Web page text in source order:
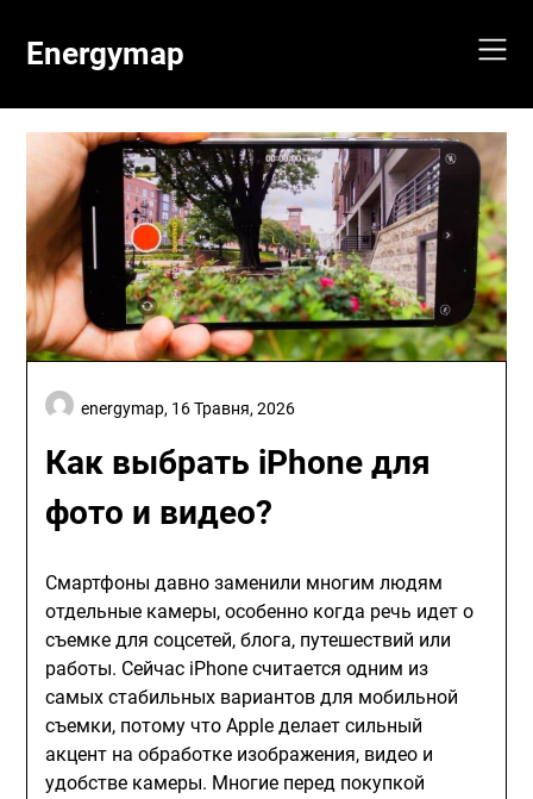
contentEnergymap
Как выбрать iPhone для
фото и видео?
energymap, 16 Травня, 2026
Смартфоны давно заменили многим людям
отдельные камеры, особенно когда речь идет о
съемке для соцсетей, блога, путешествий или
работы. Сейчас iPhone считается одним из
самых стабильных вариантов для мобильной
съемки, потому что Apple делает сильный
акцент на обработке изображения, видео и
удобстве камеры. Многие перед покупкой